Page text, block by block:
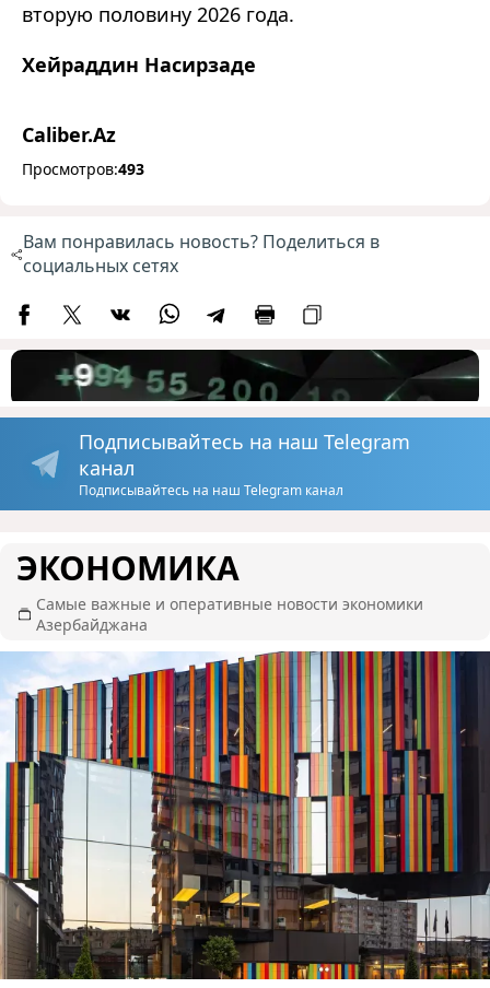
вторую половину 2026 года.
Хейраддин Насирзаде
Caliber.Az
Просмотров:493
Вам понравилась новость? Поделиться в
социальных сетях
Подписывайтесь на наш Telegram
канал
Подписывайтесь на наш Telegram канал
ЭКОНОМИКА
Самые важные и оперативные новости экономики
Азербайджана